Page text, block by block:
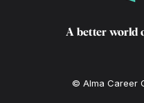
A better world
© Alma Career